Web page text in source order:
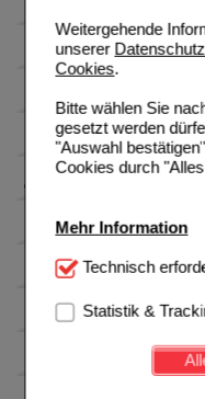
Weitergehende
unserer
Cookies.
Bitte wählen Sie
gesetzt werden
"Auswahl
Cookies durch
Mehr Information
Technisch
Website notwendig
Kundenkonto),
werden kann.
Technisch
Statistik &